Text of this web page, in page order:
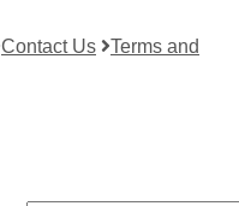
Contact Us
Terms and